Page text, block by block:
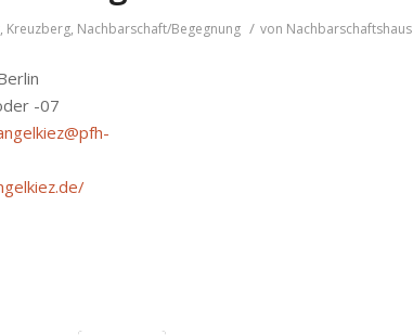
, Kreuzberg, Nachbarschaft/Begegnung / von Nachbarschaftshaus
-07